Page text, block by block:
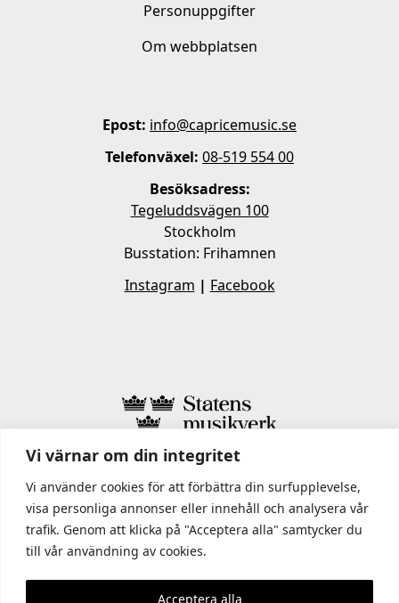
Vi värnar om din integritet
Vi använder cookies för att förbättra din surfupplevelse,
visa personliga annonser eller innehåll och analysera vår
trafik. Genom att klicka på "Acceptera alla" samtycker du
till vår användning av cookies.
Acceptera alla
Personuppgifter
Om webbplatsen
Epost: info@capricemusic.se
Telefonväxel: 08-519 554 00
Besöksadress:
Tegeluddsvägen 100
Stockholm
Busstation: Frihamnen
Instagram | Facebook
I STATENS MUSIKVERK INGÅR